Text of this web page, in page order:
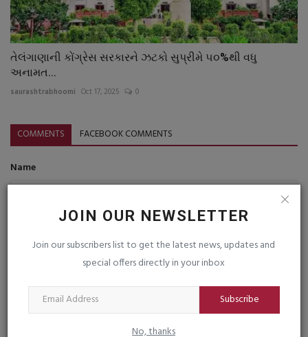
JOIN OUR NEWSLETTER
Join our subscribers list to get the latest news, updates and
special offers directly in your inbox
Subscribe
No, thanks
તેલંગાણાની કોંગ્રેસ સરકારને ઝટકો સુપ્રીમે ૫૦%થી વધુ
અનામત...
saurashtrabhoomi Oct 17, 2025 0
COMMENTS FACEBOOK COMMENTS
Name
Comment